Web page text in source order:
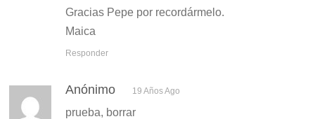
Gracias Pepe por recordármelo.
Maica
Responder
Anónimo 19 Años Ago
prueba, borrar